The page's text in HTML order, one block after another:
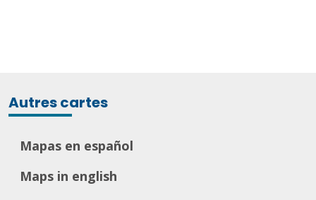
Autres cartes
Mapas en español
Maps in english